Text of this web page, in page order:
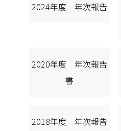
2024年度 年次報告
2020年度 年次報告
書
2018年度 年次報告